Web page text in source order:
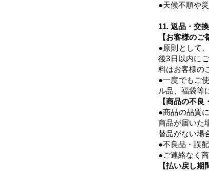
●天候不順や
11. 返品・交
【お客様のご
●原則として
後3日以内に
料はお客様の
●一度でもご
ル品、福袋等
【商品の不良
●商品の品質
商品が届いた
替品がない場
●不良品・誤
●ご連絡なく
【払い戻し期